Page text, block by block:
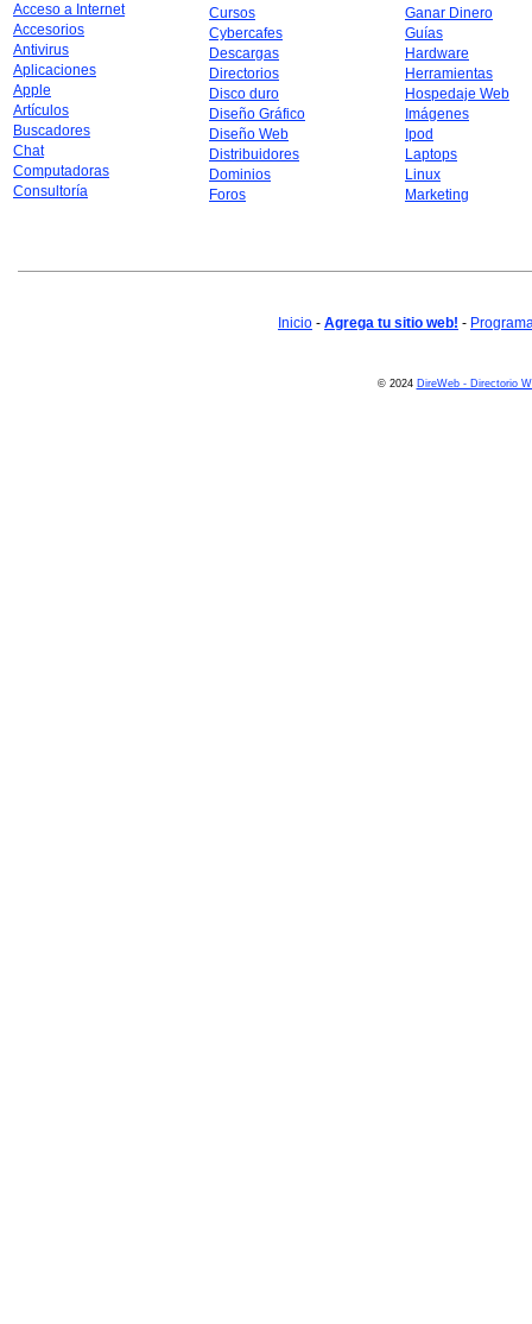
Acceso a Internet
Accesorios
Antivirus
Aplicaciones
Apple
Artículos
Buscadores
Chat
Computadoras
Consultoría
Cursos
Cybercafes
Descargas
Directorios
Disco duro
Diseño Gráfico
Diseño Web
Distribuidores
Dominios
Foros
Ganar Dinero
Guías
Hardware
Herramientas
Hospedaje Web
Imágenes
Ipod
Laptops
Linux
Marketing
Inicio - Agrega tu sitio web! -
© 2024 DireWeb - Directorio